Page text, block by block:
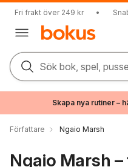
Fri frakt över 249 kr •
Sök bok, spel,
Skapa nya rutiner –
Författare Ngaio Marsh
Ngaio Marsh